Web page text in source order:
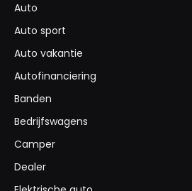
Auto
Auto sport
Auto vakantie
Autofinanciering
Banden
Bedrijfswagens
Camper
Dealer